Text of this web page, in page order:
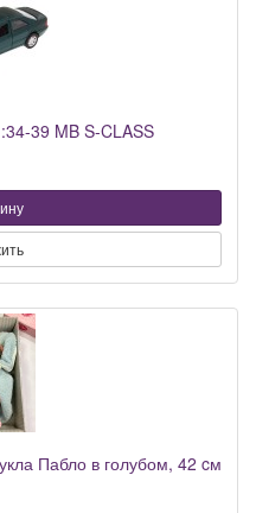
39 MB S-CLASS
Пабло в голубом, 42 cм